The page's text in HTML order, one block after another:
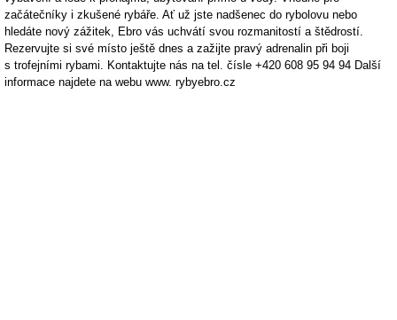
začátečníky i zkušené rybáře. Ať už jste nadšenec do rybolovu nebo
hledáte nový zážitek, Ebro vás uchvátí svou rozmanitostí a štědrostí.
Rezervujte si své místo ještě dnes a zažijte pravý adrenalin při boji
s trofejními rybami. Kontaktujte nás na tel. čísle +420 608 95 94 94 Další
informace najdete na webu www. rybyebro.cz